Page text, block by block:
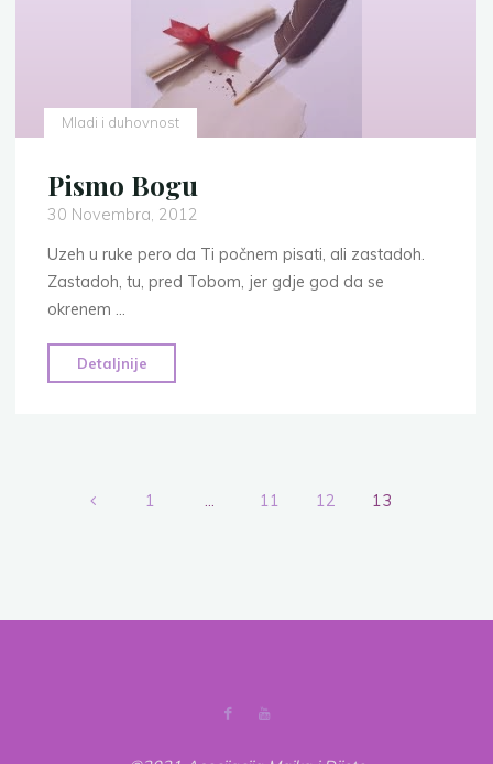
Mladi i duhovnost
Pismo Bogu
30 Novembra, 2012
Uzeh u ruke pero da Ti počnem pisati, ali zastadoh.
Zastadoh, tu, pred Tobom, jer gdje god da se
okrenem …
Detaljnije
Bogu"
1 … 11 12 13